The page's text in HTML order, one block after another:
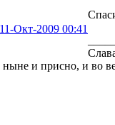
11-Окт-2009 00:41
ныне и присно, и во